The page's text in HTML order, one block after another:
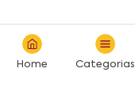
Home Categorias